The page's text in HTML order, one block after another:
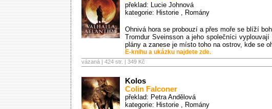
překlad: Lucie Johnová
kategorie: Historie , Romány
Ohnivá hora se probouzí a přes moře se blíží
Tromdur Sveinsson a jeho společníci
plány a zanese je místo toho na ostrov, kde se
E-knihu a ukázku najdete zde.
vázaná | 424 str. | 349 Kč
Kolos
Colin Falconer
překlad: Petra Andělová
kategorie: Historie , Romány